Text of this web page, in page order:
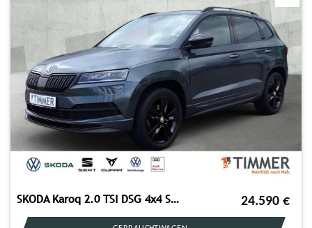
SKODA Karoq 2.0 TSI DSG 4x4 Sportline AHK*NAV*ACC*RFK* 24.590 €